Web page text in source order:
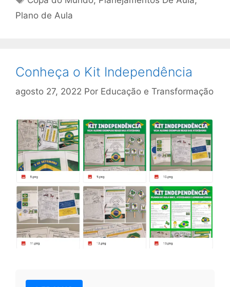
Plano de Aula
Conheça o Kit Independência
agosto 27, 2022 Por Educação e Transformação